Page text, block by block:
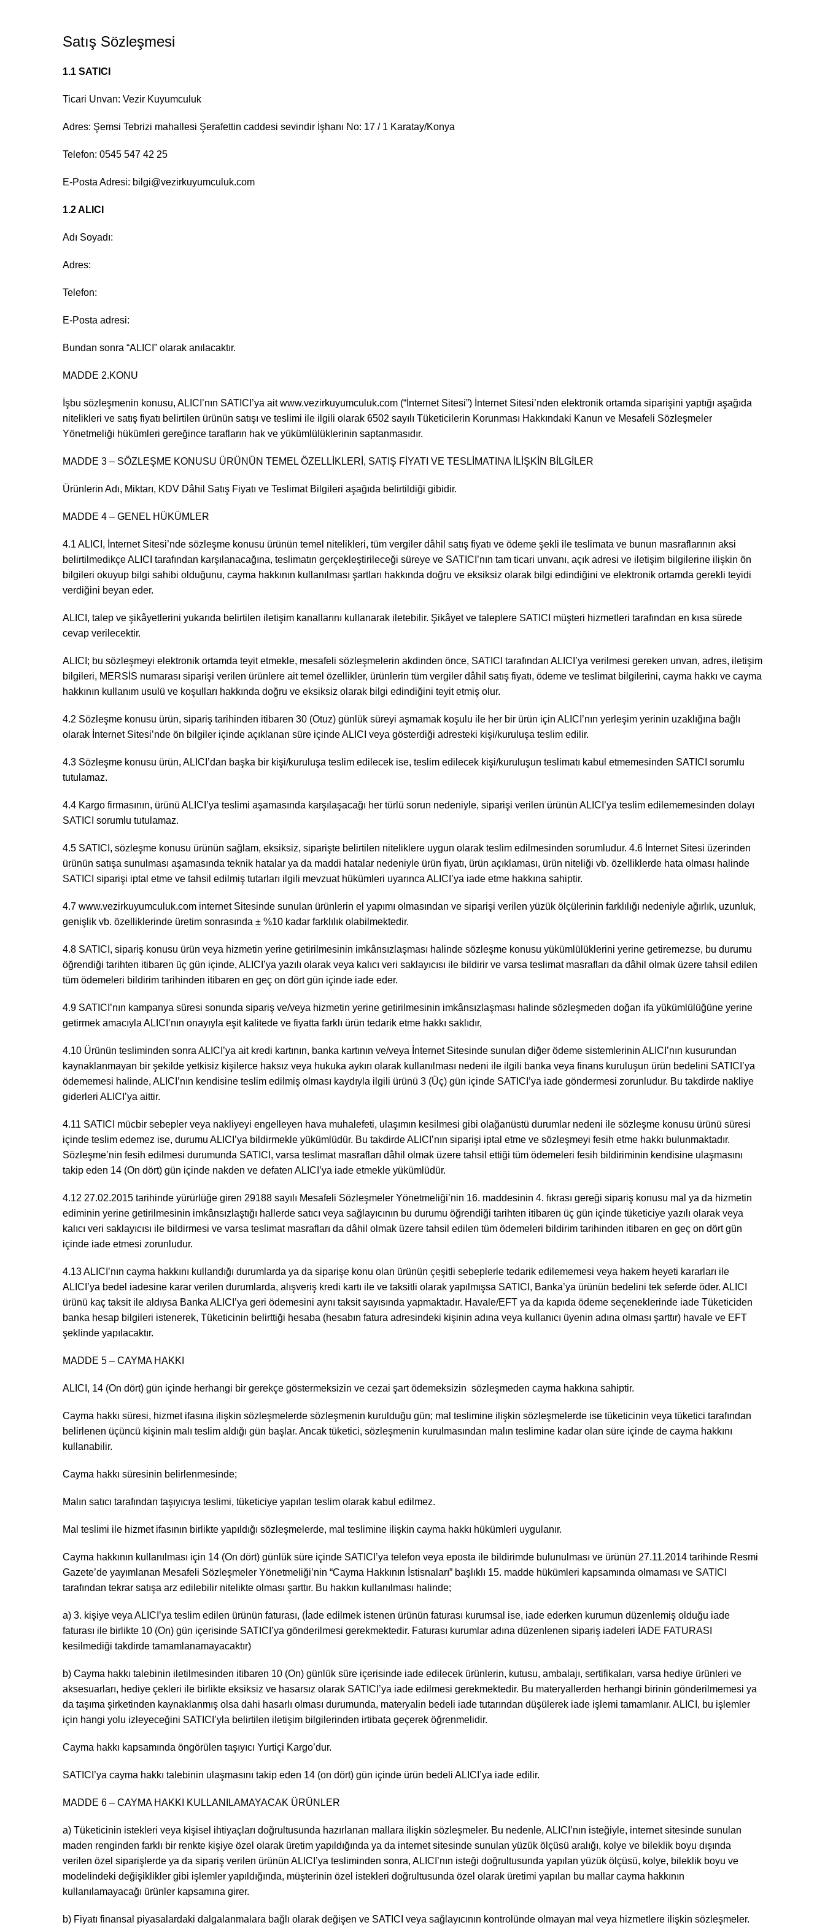
Satış Sözleşmesi
1.1 SATICI
Ticari Unvan: Vezir Kuyumculuk
Adres: Şemsi Tebrizi mahallesi Şerafettin caddesi sevindir İşhanı No: 17 / 1 Karatay/Konya
Telefon: 0545 547 42 25
E-Posta Adresi: bilgi@vezirkuyumculuk.com
1.2 ALICI
Adı Soyadı:
Adres:
Telefon:
E-Posta adresi:
Bundan sonra “ALICI” olarak anılacaktır.
MADDE 2.KONU
İşbu sözleşmenin konusu, ALICI’nın SATICI’ya ait www.vezirkuyumculuk.com (“İnternet Sitesi”) İnternet Sitesi’nden elektronik ortamda siparişini yaptığı aşağıda
nitelikleri ve satış fiyatı belirtilen ürünün satışı ve teslimi ile ilgili olarak 6502 sayılı Tüketicilerin Korunması Hakkındaki Kanun ve Mesafeli Sözleşmeler
Yönetmeliği hükümleri gereğince tarafların hak ve yükümlülüklerinin saptanmasıdır.
MADDE 3 – SÖZLEŞME KONUSU ÜRÜNÜN TEMEL ÖZELLİKLERİ, SATIŞ FİYATI VE TESLİMATINA İLİŞKİN BİLGİLER
Ürünlerin Adı, Miktarı, KDV Dâhil Satış Fiyatı ve Teslimat Bilgileri aşağıda belirtildiği gibidir.
MADDE 4 – GENEL HÜKÜMLER
4.1 ALICI, İnternet Sitesi’nde sözleşme konusu ürünün temel nitelikleri, tüm vergiler dâhil satış fiyatı ve ödeme şekli ile teslimata ve bunun masraflarının aksi
belirtilmedikçe ALICI tarafından karşılanacağına, teslimatın gerçekleştirileceği süreye ve SATICI’nın tam ticari unvanı, açık adresi ve iletişim bilgilerine ilişkin ön
bilgileri okuyup bilgi sahibi olduğunu, cayma hakkının kullanılması şartları hakkında doğru ve eksiksiz olarak bilgi edindiğini ve elektronik ortamda gerekli teyidi
verdiğini beyan eder.
ALICI, talep ve şikâyetlerini yukarıda belirtilen iletişim kanallarını kullanarak iletebilir. Şikâyet ve taleplere SATICI müşteri hizmetleri tarafından en kısa sürede
cevap verilecektir.
ALICI; bu sözleşmeyi elektronik ortamda teyit etmekle, mesafeli sözleşmelerin akdinden önce, SATICI tarafından ALICI’ya verilmesi gereken unvan, adres, iletişim
bilgileri, MERSİS numarası siparişi verilen ürünlere ait temel özellikler, ürünlerin tüm vergiler dâhil satış fiyatı, ödeme ve teslimat bilgilerini, cayma hakkı ve cayma
hakkının kullanım usulü ve koşulları hakkında doğru ve eksiksiz olarak bilgi edindiğini teyit etmiş olur.
4.2 Sözleşme konusu ürün, sipariş tarihinden itibaren 30 (Otuz) günlük süreyi aşmamak koşulu ile her bir ürün için ALICI’nın yerleşim yerinin uzaklığına bağlı
olarak İnternet Sitesi’nde ön bilgiler içinde açıklanan süre içinde ALICI veya gösterdiği adresteki kişi/kuruluşa teslim edilir.
4.3 Sözleşme konusu ürün, ALICI’dan başka bir kişi/kuruluşa teslim edilecek ise, teslim edilecek kişi/kuruluşun teslimatı kabul etmemesinden SATICI sorumlu
tutulamaz.
4.4 Kargo firmasının, ürünü ALICI’ya teslimi aşamasında karşılaşacağı her türlü sorun nedeniyle, siparişi verilen ürünün ALICI’ya teslim edilememesinden dolayı
SATICI sorumlu tutulamaz.
4.5 SATICI, sözleşme konusu ürünün sağlam, eksiksiz, siparişte belirtilen niteliklere uygun olarak teslim edilmesinden sorumludur. 4.6 İnternet Sitesi üzerinden
ürünün satışa sunulması aşamasında teknik hatalar ya da maddi hatalar nedeniyle ürün fiyatı, ürün açıklaması, ürün niteliği vb. özelliklerde hata olması halinde
SATICI siparişi iptal etme ve tahsil edilmiş tutarları ilgili mevzuat hükümleri uyarınca ALICI’ya iade etme hakkına sahiptir.
4.7 www.vezirkuyumculuk.com internet Sitesinde sunulan ürünlerin el yapımı olmasından ve siparişi verilen yüzük ölçülerinin farklılığı nedeniyle ağırlık, uzunluk,
genişlik vb. özelliklerinde üretim sonrasında ± %10 kadar farklılık olabilmektedir.
4.8 SATICI, sipariş konusu ürün veya hizmetin yerine getirilmesinin imkânsızlaşması halinde sözleşme konusu yükümlülüklerini yerine getiremezse, bu durumu
öğrendiği tarihten itibaren üç gün içinde, ALICI’ya yazılı olarak veya kalıcı veri saklayıcısı ile bildirir ve varsa teslimat masrafları da dâhil olmak üzere tahsil edilen
tüm ödemeleri bildirim tarihinden itibaren en geç on dört gün içinde iade eder.
4.9 SATICI’nın kampanya süresi sonunda sipariş ve/veya hizmetin yerine getirilmesinin imkânsızlaşması halinde sözleşmeden doğan ifa yükümlülüğüne yerine
getirmek amacıyla ALICI’nın onayıyla eşit kalitede ve fiyatta farklı ürün tedarik etme hakkı saklıdır,
4.10 Ürünün tesliminden sonra ALICI’ya ait kredi kartının, banka kartının ve/veya İnternet Sitesinde sunulan diğer ödeme sistemlerinin ALICI’nın kusurundan
kaynaklanmayan bir şekilde yetkisiz kişilerce haksız veya hukuka aykırı olarak kullanılması nedeni ile ilgili banka veya finans kuruluşun ürün bedelini SATICI’ya
ödememesi halinde, ALICI’nın kendisine teslim edilmiş olması kaydıyla ilgili ürünü 3 (Üç) gün içinde SATICI’ya iade göndermesi zorunludur. Bu takdirde nakliye
giderleri ALICI’ya aittir.
4.11 SATICI mücbir sebepler veya nakliyeyi engelleyen hava muhalefeti, ulaşımın kesilmesi gibi olağanüstü durumlar nedeni ile sözleşme konusu ürünü süresi
içinde teslim edemez ise, durumu ALICI’ya bildirmekle yükümlüdür. Bu takdirde ALICI’nın siparişi iptal etme ve sözleşmeyi fesih etme hakkı bulunmaktadır.
Sözleşme’nin fesih edilmesi durumunda SATICI, varsa teslimat masrafları dâhil olmak üzere tahsil ettiği tüm ödemeleri fesih bildiriminin kendisine ulaşmasını
takip eden 14 (On dört) gün içinde nakden ve defaten ALICI’ya iade etmekle yükümlüdür.
4.12 27.02.2015 tarihinde yürürlüğe giren 29188 sayılı Mesafeli Sözleşmeler Yönetmeliği’nin 16. maddesinin 4. fıkrası gereği sipariş konusu mal ya da hizmetin
ediminin yerine getirilmesinin imkânsızlaştığı hallerde satıcı veya sağlayıcının bu durumu öğrendiği tarihten itibaren üç gün içinde tüketiciye yazılı olarak veya
kalıcı veri saklayıcısı ile bildirmesi ve varsa teslimat masrafları da dâhil olmak üzere tahsil edilen tüm ödemeleri bildirim tarihinden itibaren en geç on dört gün
içinde iade etmesi zorunludur.
4.13 ALICI’nın cayma hakkını kullandığı durumlarda ya da siparişe konu olan ürünün çeşitli sebeplerle tedarik edilememesi veya hakem heyeti kararları ile
ALICI’ya bedel iadesine karar verilen durumlarda, alışveriş kredi kartı ile ve taksitli olarak yapılmışsa SATICI, Banka’ya ürünün bedelini tek seferde öder. ALICI
ürünü kaç taksit ile aldıysa Banka ALICI’ya geri ödemesini aynı taksit sayısında yapmaktadır. Havale/EFT ya da kapıda ödeme seçeneklerinde iade Tüketiciden
banka hesap bilgileri istenerek, Tüketicinin belirttiği hesaba (hesabın fatura adresindeki kişinin adına veya kullanıcı üyenin adına olması şarttır) havale ve EFT
şeklinde yapılacaktır.
MADDE 5 – CAYMA HAKKI
ALICI, 14 (On dört) gün içinde herhangi bir gerekçe göstermeksizin ve cezai şart ödemeksizin sözleşmeden cayma hakkına sahiptir.
Cayma hakkı süresi, hizmet ifasına ilişkin sözleşmelerde sözleşmenin kurulduğu gün; mal teslimine ilişkin sözleşmelerde ise tüketicinin veya tüketici tarafından
belirlenen üçüncü kişinin malı teslim aldığı gün başlar. Ancak tüketici, sözleşmenin kurulmasından malın teslimine kadar olan süre içinde de cayma hakkını
kullanabilir.
Cayma hakkı süresinin belirlenmesinde;
Malın satıcı tarafından taşıyıcıya teslimi, tüketiciye yapılan teslim olarak kabul edilmez.
Mal teslimi ile hizmet ifasının birlikte yapıldığı sözleşmelerde, mal teslimine ilişkin cayma hakkı hükümleri uygulanır.
Cayma hakkının kullanılması için 14 (On dört) günlük süre içinde SATICI’ya telefon veya eposta ile bildirimde bulunulması ve ürünün 27.11.2014 tarihinde Resmi
Gazete’de yayımlanan Mesafeli Sözleşmeler Yönetmeliği’nin “Cayma Hakkının İstisnaları” başlıklı 15. madde hükümleri kapsamında olmaması ve SATICI
tarafından tekrar satışa arz edilebilir nitelikte olması şarttır. Bu hakkın kullanılması halinde;
a) 3. kişiye veya ALICI’ya teslim edilen ürünün faturası, (İade edilmek istenen ürünün faturası kurumsal ise, iade ederken kurumun düzenlemiş olduğu iade
faturası ile birlikte 10 (On) gün içerisinde SATICI’ya gönderilmesi gerekmektedir. Faturası kurumlar adına düzenlenen sipariş iadeleri İADE FATURASI
kesilmediği takdirde tamamlanamayacaktır)
b) Cayma hakkı talebinin iletilmesinden itibaren 10 (On) günlük süre içerisinde iade edilecek ürünlerin, kutusu, ambalajı, sertifikaları, varsa hediye ürünleri ve
aksesuarları, hediye çekleri ile birlikte eksiksiz ve hasarsız olarak SATICI’ya iade edilmesi gerekmektedir. Bu materyallerden herhangi birinin gönderilmemesi ya
da taşıma şirketinden kaynaklanmış olsa dahi hasarlı olması durumunda, materyalin bedeli iade tutarından düşülerek iade işlemi tamamlanır. ALICI, bu işlemler
için hangi yolu izleyeceğini SATICI’yla belirtilen iletişim bilgilerinden irtibata geçerek öğrenmelidir.
Cayma hakkı kapsamında öngörülen taşıyıcı Yurtiçi Kargo’dur.
SATICI’ya cayma hakkı talebinin ulaşmasını takip eden 14 (on dört) gün içinde ürün bedeli ALICI’ya iade edilir.
MADDE 6 – CAYMA HAKKI KULLANILAMAYACAK ÜRÜNLER
a) Tüketicinin istekleri veya kişisel ihtiyaçları doğrultusunda hazırlanan mallara ilişkin sözleşmeler. Bu nedenle, ALICI’nın isteğiyle, internet sitesinde sunulan
maden renginden farklı bir renkte kişiye özel olarak üretim yapıldığında ya da internet sitesinde sunulan yüzük ölçüsü aralığı, kolye ve bileklik boyu dışında
verilen özel siparişlerde ya da sipariş verilen ürünün ALICI’ya tesliminden sonra, ALICI’nın isteği doğrultusunda yapılan yüzük ölçüsü, kolye, bileklik boyu ve
modelindeki değişiklikler gibi işlemler yapıldığında, müşterinin özel istekleri doğrultusunda özel olarak üretimi yapılan bu mallar cayma hakkının
kullanılamayacağı ürünler kapsamına girer.
b) Fiyatı finansal piyasalardaki dalgalanmalara bağlı olarak değişen ve SATICI veya sağlayıcının kontrolünde olmayan mal veya hizmetlere ilişkin sözleşmeler.